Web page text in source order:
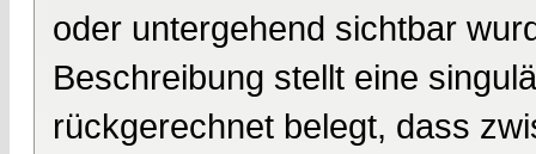
oder untergehend sichtbar
Beschreibung stellt eine
rückgerechnet belegt, dass